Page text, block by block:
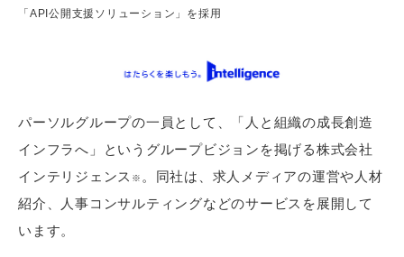
「API公開支援ソリューション」を採用
パーソルグループの一員として、「人と組織の成長創造
インフラへ」というグループビジョンを掲げる株式会社
インテリジェンス ※ 。同社は、求人メディアの運営や人材
紹介、人事コンサルティングなどのサービスを展開して
います。